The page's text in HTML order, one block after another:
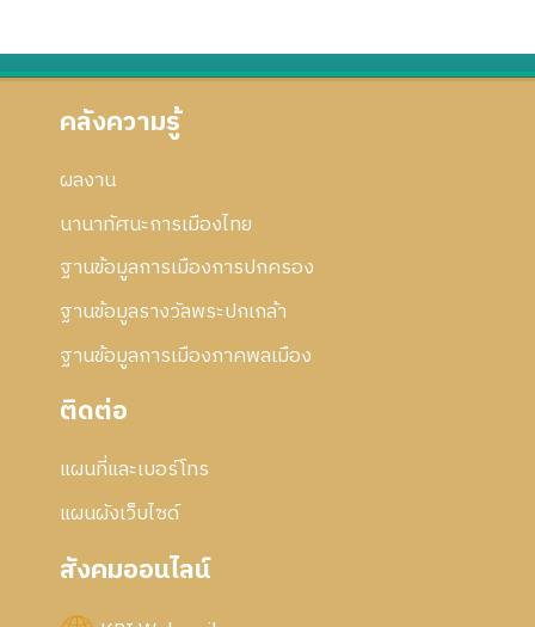
คลังความรู้
ผลงาน
นานาทัศนะการเมืองไทย
ฐานข้อมูลการเมืองการปกครอง
ฐานข้อมูลรางวัลพระปกเกล้า
ฐานข้อมูลการเมืองภาคพลเมือง
ติดต่อ
แผนที่และเบอร์โทร
แผนผังเว็บไซด์
สังคมออนไลน์